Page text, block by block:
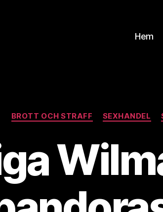
Hem
Kategorier
BROTT OCH STRAFF SEXHANDEL